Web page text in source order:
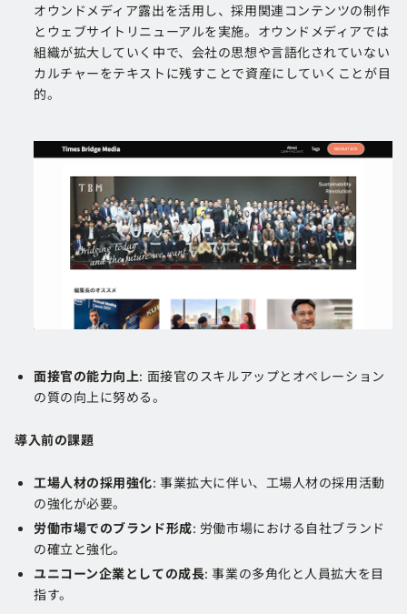
オウンドメディア露出を活用し、採用関連コンテンツの制作
とウェブサイトリニューアルを実施。オウンドメディアでは
組織が拡大していく中で、会社の思想や言語化されていない
カルチャーをテキストに残すことで資産にしていくことが目
的。
面接官の能力向上: 面接官のスキルアップとオペレーション
の質の向上に努める。
導入前の課題
工場人材の採用強化: 事業拡大に伴い、工場人材の採用活動
の強化が必要。
労働市場でのブランド形成: 労働市場における自社ブランド
の確立と強化。
ユニコーン企業としての成長: 事業の多角化と人員拡大を目
指す。